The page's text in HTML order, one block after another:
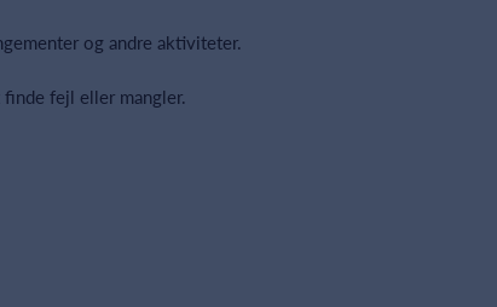
og andre aktiviteter.
fejl eller mangler.